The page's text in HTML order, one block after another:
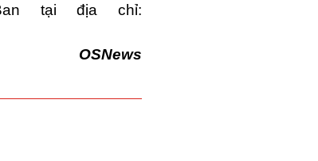
tại địa chỉ:
OSNews